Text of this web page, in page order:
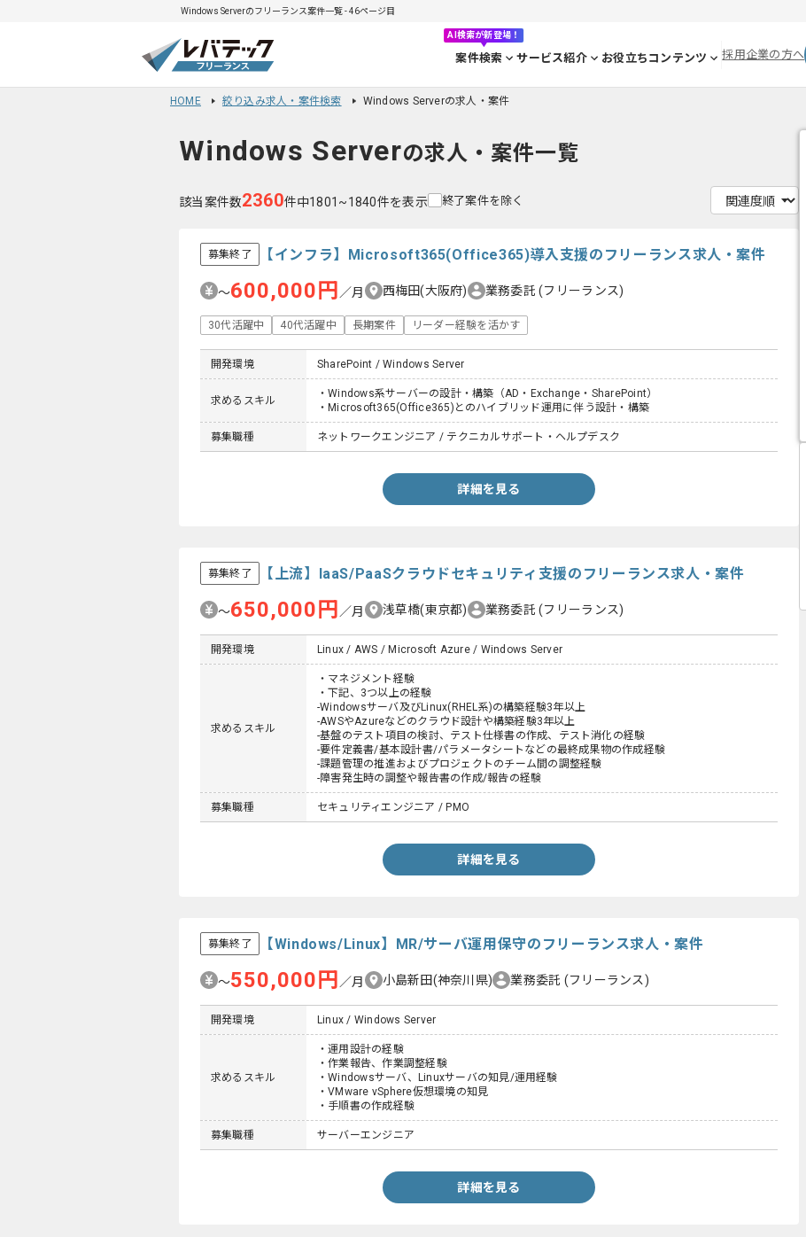
Windows Serverのフリーランス案件一覧 - 46ページ目
AI検索が新登場！
案件検索 サービス紹介 お役立ちコンテンツ 採用企業の方へ
HOME 絞り込み求人・案件検索 Windows Serverの求人・案件
Windows Serverの求人・案件一覧
該当案件数2360件中1801~1840件を表示 終了案件を除く
募集終了 【インフラ】Microsoft365(Office365)導入支援のフリーランス求人・案件
〜600,000円 ／月 西梅田(大阪府) 業務委託(フリーランス)
30代活躍中 40代活躍中 長期案件 リーダー経験を活かす
開発環境 SharePoint / Windows Server
求めるスキル
・Windows系サーバーの設計・構築（AD・Exchange・SharePoint）
・Microsoft365(Office365)とのハイブリッド運用に伴う設計・構築
募集職種 ネットワークエンジニア / テクニカルサポート・ヘルプデスク
詳細を見る
募集終了 【上流】IaaS/PaaSクラウドセキュリティ支援のフリーランス求人・案件
〜650,000円 ／月 浅草橋(東京都) 業務委託(フリーランス)
開発環境 Linux / AWS / Microsoft Azure / Windows Server
求めるスキル
・マネジメント経験
・下記、3つ以上の経験
-Windowsサーバ及びLinux(RHEL系)の構築経験3年以上
-AWSやAzureなどのクラウド設計や構築経験3年以上
-基盤のテスト項目の検討、テスト仕様書の作成、テスト消化の経験
-要件定義書/基本設計書/パラメータシートなどの最終成果物の作成経験
-課題管理の推進およびプロジェクトのチーム間の調整経験
-障害発生時の調整や報告書の作成/報告の経験
募集職種 セキュリティエンジニア / PMO
詳細を見る
募集終了 【Windows/Linux】MR/サーバ運用保守のフリーランス求人・案件
〜550,000円 ／月 小島新田(神奈川県) 業務委託 (フリーランス)
開発環境 Linux / Windows Server
求めるスキル
・運用設計の経験
・作業報告、作業調整経験
・Windowsサーバ、Linuxサーバの知見/運用経験
・VMware vSphere仮想環境の知見
・手順書の作成経験
募集職種 サーバーエンジニア
詳細を見る